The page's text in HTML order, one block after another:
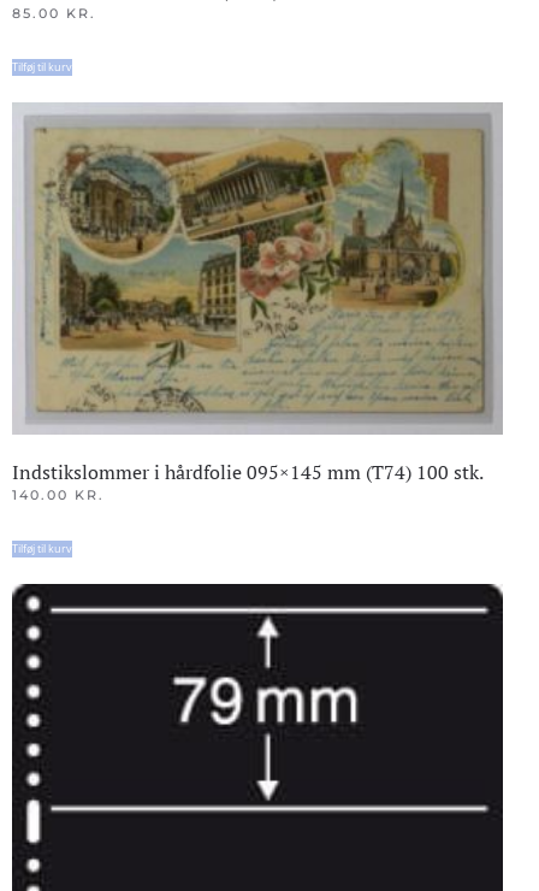
85.00 KR.
Tilføj til kurv
Indstikslommer i hårdfolie 095×145 mm (T74) 100 stk.
140.00 KR.
Tilføj til kurv